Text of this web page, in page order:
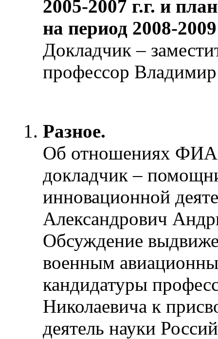
2005-2007 г.г. и
на период 2008-2009
Докладчик –
профессор
Разное.
Об отношениях
докладчик –
инновационной
Александрович
Обсуждение
военным
кандидатуры
Николаевича к
деятель науки